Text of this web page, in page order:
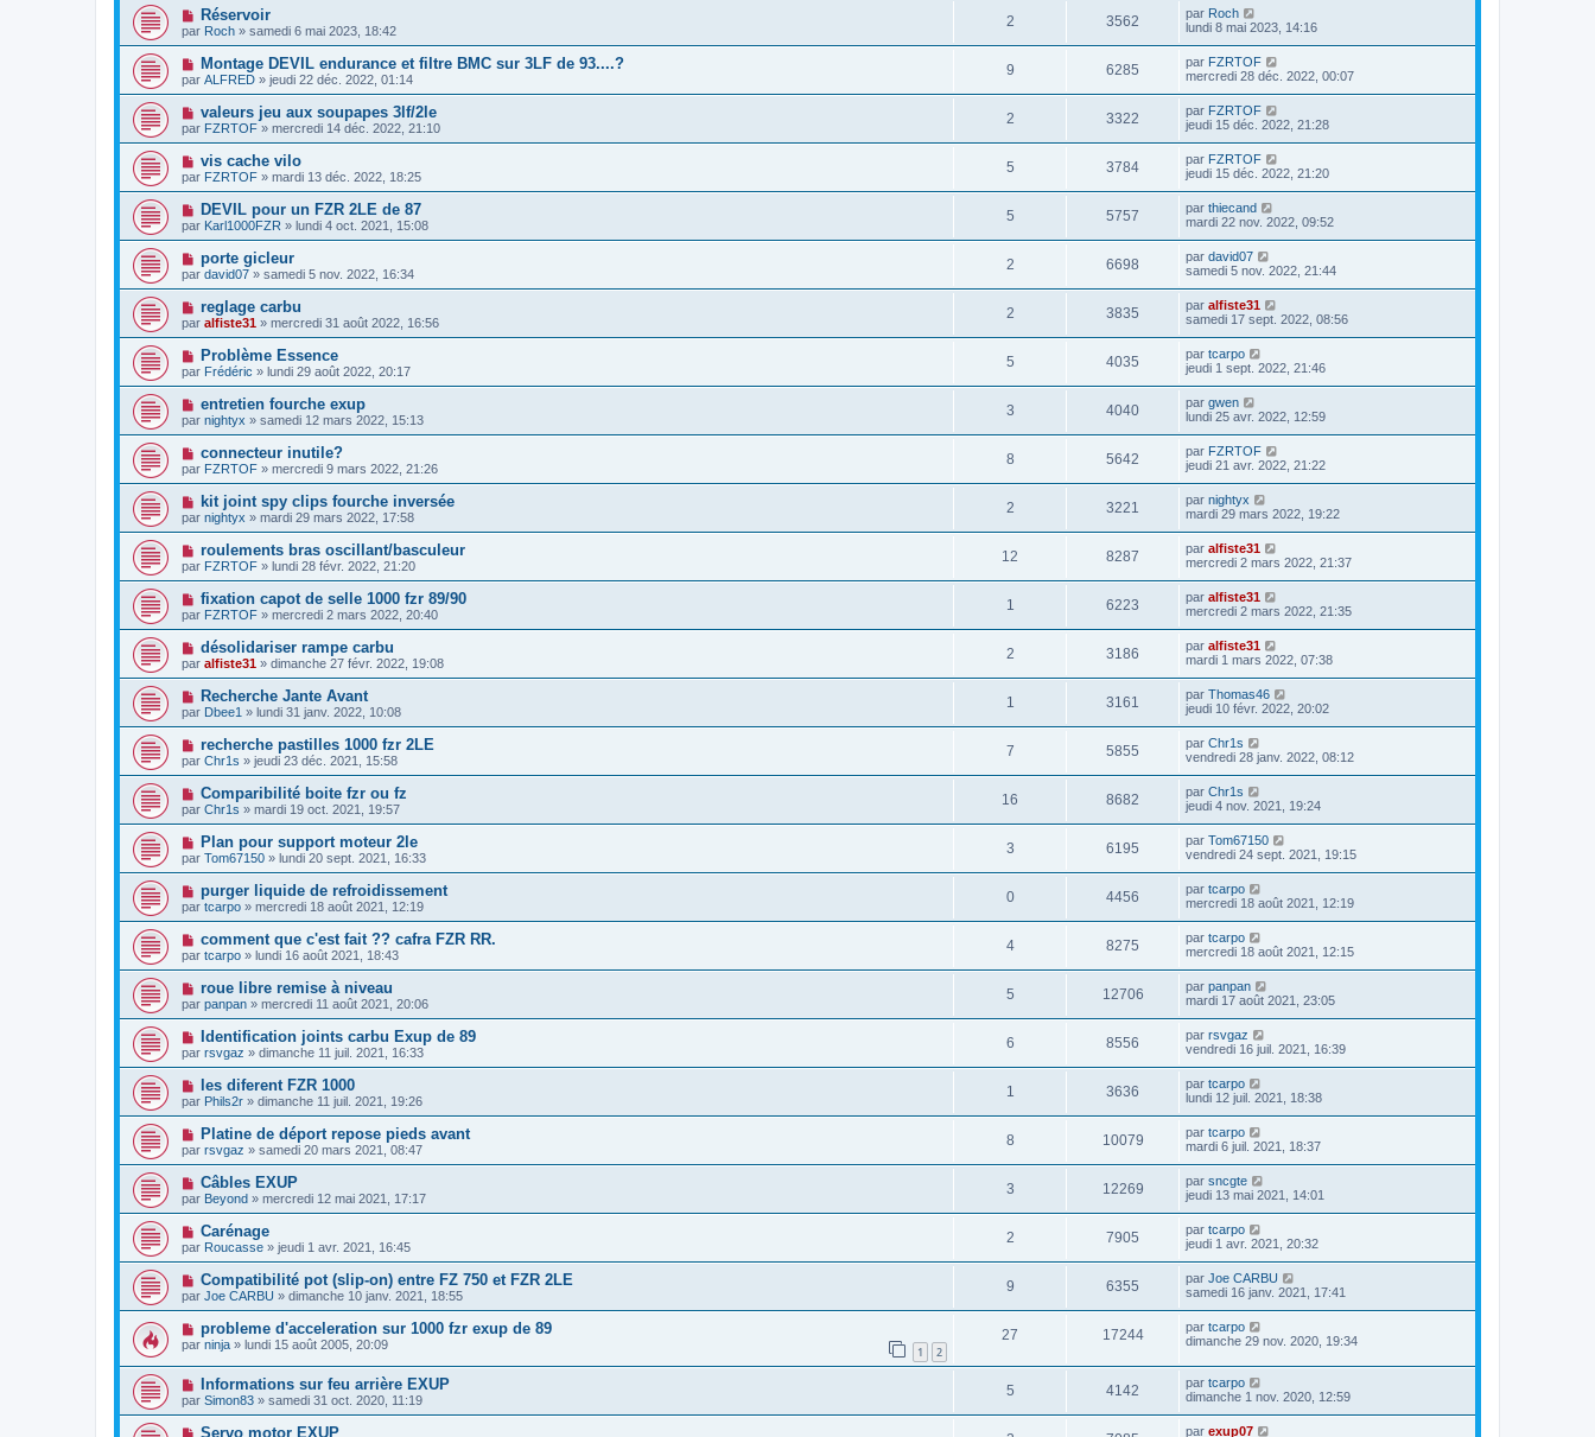
Réservoir
par Roch » samedi 6 mai 2023, 18:42
2 3562 par Roch
lundi 8 mai 2023, 14:16
Montage DEVIL endurance et filtre BMC sur 3LF de 93....?
par ALFRED » jeudi 22 déc. 2022, 01:14
9 6285 par FZRTOF
mercredi 28 déc. 2022, 00:07
valeurs jeu aux soupapes 3lf/2le
par FZRTOF » mercredi 14 déc. 2022, 21:10
2 3322 par FZRTOF
jeudi 15 déc. 2022, 21:28
vis cache vilo
par FZRTOF » mardi 13 déc. 2022, 18:25
5 3784 par FZRTOF
jeudi 15 déc. 2022, 21:20
DEVIL pour un FZR 2LE de 87
par Karl1000FZR » lundi 4 oct. 2021, 15:08
5 5757 par thiecand
mardi 22 nov. 2022, 09:52
porte gicleur
par david07 » samedi 5 nov. 2022, 16:34
2 6698 par david07
samedi 5 nov. 2022, 21:44
reglage carbu
par alfiste31 » mercredi 31 août 2022, 16:56
2 3835 par alfiste31
samedi 17 sept. 2022, 08:56
Problème Essence
par Frédéric » lundi 29 août 2022, 20:17
5 4035 par tcarpo
jeudi 1 sept. 2022, 21:46
entretien fourche exup
par nightyx » samedi 12 mars 2022, 15:13
3 4040 par gwen
lundi 25 avr. 2022, 12:59
connecteur inutile?
par FZRTOF » mercredi 9 mars 2022, 21:26
8 5642 par FZRTOF
jeudi 21 avr. 2022, 21:22
kit joint spy clips fourche inversée
par nightyx » mardi 29 mars 2022, 17:58
2 3221 par nightyx
mardi 29 mars 2022, 19:22
roulements bras oscillant/basculeur
par FZRTOF » lundi 28 févr. 2022, 21:20
12 8287 par alfiste31
mercredi 2 mars 2022, 21:37
fixation capot de selle 1000 fzr 89/90
par FZRTOF » mercredi 2 mars 2022, 20:40
1 6223 par alfiste31
mercredi 2 mars 2022, 21:35
désolidariser rampe carbu
par alfiste31 » dimanche 27 févr. 2022, 19:08
2 3186 par alfiste31
mardi 1 mars 2022, 07:38
Recherche Jante Avant
par Dbee1 » lundi 31 janv. 2022, 10:08
1 3161 par Thomas46
jeudi 10 févr. 2022, 20:02
recherche pastilles 1000 fzr 2LE
par Chr1s » jeudi 23 déc. 2021, 15:58
7 5855 par Chr1s
vendredi 28 janv. 2022, 08:12
Comparibilité boite fzr ou fz
par Chr1s » mardi 19 oct. 2021, 19:57
16 8682 par Chr1s
jeudi 4 nov. 2021, 19:24
Plan pour support moteur 2le
par Tom67150 » lundi 20 sept. 2021, 16:33
3 6195 par Tom67150
vendredi 24 sept. 2021, 19:15
purger liquide de refroidissement
par tcarpo » mercredi 18 août 2021, 12:19
0 4456 par tcarpo
mercredi 18 août 2021, 12:19
comment que c'est fait ?? cafra FZR RR.
par tcarpo » lundi 16 août 2021, 18:43
4 8275 par tcarpo
mercredi 18 août 2021, 12:15
roue libre remise à niveau
par panpan » mercredi 11 août 2021, 20:06
5 12706 par panpan
mardi 17 août 2021, 23:05
Identification joints carbu Exup de 89
par rsvgaz » dimanche 11 juil. 2021, 16:33
6 8556 par rsvgaz
vendredi 16 juil. 2021, 16:39
les diferent FZR 1000
par Phils2r » dimanche 11 juil. 2021, 19:26
1 3636 par tcarpo
lundi 12 juil. 2021, 18:38
Platine de déport repose pieds avant
par rsvgaz » samedi 20 mars 2021, 08:47
8 10079 par tcarpo
mardi 6 juil. 2021, 18:37
Câbles EXUP
par Beyond » mercredi 12 mai 2021, 17:17
3 12269 par sncgte
jeudi 13 mai 2021, 14:01
Carénage
par Roucasse » jeudi 1 avr. 2021, 16:45
2 7905 par tcarpo
jeudi 1 avr. 2021, 20:32
Compatibilité pot (slip-on) entre FZ 750 et FZR 2LE
par Joe CARBU » dimanche 10 janv. 2021, 18:55
9 6355 par Joe CARBU
samedi 16 janv. 2021, 17:41
probleme d'acceleration sur 1000 fzr exup de 89
par ninja » lundi 15 août 2005, 20:09 1 2
27 17244 par tcarpo
dimanche 29 nov. 2020, 19:34
Informations sur feu arrière EXUP
par Simon83 » samedi 31 oct. 2020, 11:19
5 4142 par tcarpo
dimanche 1 nov. 2020, 12:59
Servo motor EXUP par exup07